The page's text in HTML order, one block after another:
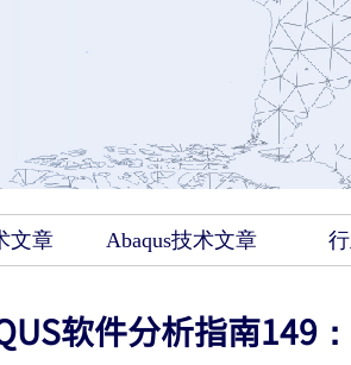
文章 Abaqus技术文章
软件分析指南149